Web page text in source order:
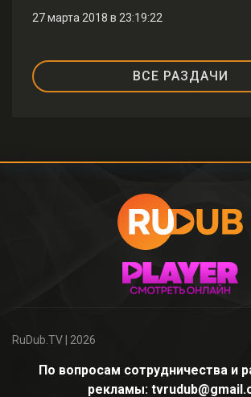
27 марта 2018 в 23:19:22
ВСЕ РАЗДАЧИ
RuDub.TV | 2026
По вопросам сотрудничества и
рекламы: